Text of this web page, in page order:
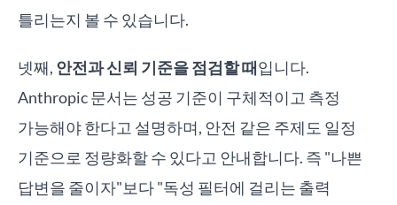
틀리는지 볼 수 있습니다.
넷째, 안전과 신뢰 기준을 점검할 때입니다.
Anthropic 문서는 성공 기준이 구체적이고 측정
가능해야 한다고 설명하며, 안전 같은 주제도 일정
기준으로 정량화할 수 있다고 안내합니다. 즉 "나쁜
답변을 줄이자"보다 "독성 필터에 걸리는 출력